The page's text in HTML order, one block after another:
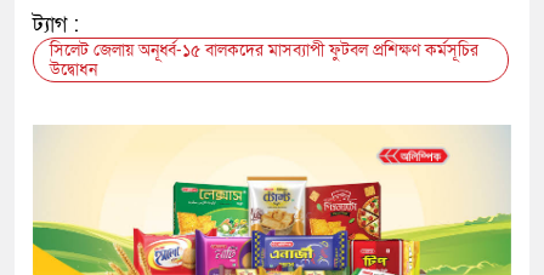
ট্যাগ :
সিলেট জেলায় অনূর্ধ্ব-১৫ বালকদের মাসব্যাপী ফুটবল প্রশিক্ষণ কর্মসূচির
উদ্বোধন